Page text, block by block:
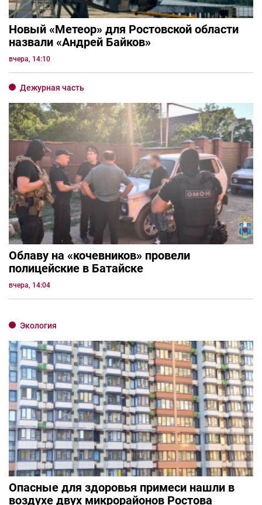
Новый «Метеор» для Ростовской области
назвали «Андрей Байков»
вчера, 14:10
Дежурная часть
Облаву на «кочевников» провели
полицейские в Батайске
вчера, 14:04
Экология
Опасные для здоровья примеси нашли в
воздухе двух микрорайонов Ростова